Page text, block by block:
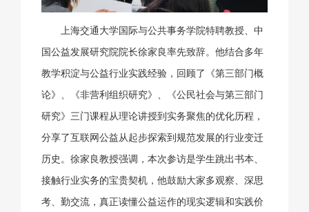
上海交通大学国际与公共事务学院特聘教授、中
国公益发展研究院院长徐家良率先致辞。他结合多年
教学积淀与公益行业实践经验，回顾了《第三部门概
论》、《非营利组织研究》、《公民社会与第三部门
研究》三门课程从理论讲授到实务聚焦的优化历程，
分享了互联网公益从起步探索到规范发展的行业变迁
历史。徐家良教授强调，本次参访是学生跳出书本、
接触行业实务的宝贵契机，他鼓励大家多观察、深思
考、勤交流，真正读懂公益运作的现实逻辑和实践价